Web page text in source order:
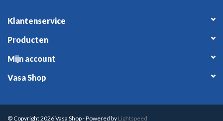
Klantenservice
Producten
Mijn account
Vasa Shop
© Copyright 2026 Vasa Shop - Powered by Lightspeed